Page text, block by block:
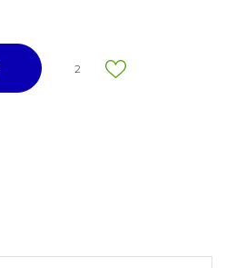
2